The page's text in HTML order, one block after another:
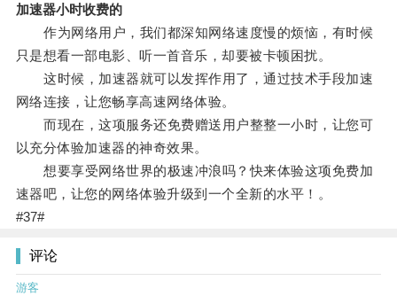
加速器小时收费的
作为网络用户，我们都深知网络速度慢的烦恼，有时候
只是想看一部电影、听一首音乐，却要被卡顿困扰。
这时候，加速器就可以发挥作用了，通过技术手段加速
网络连接，让您畅享高速网络体验。
而现在，这项服务还免费赠送用户整整一小时，让您可
以充分体验加速器的神奇效果。
想要享受网络世界的极速冲浪吗？快来体验这项免费加
速器吧，让您的网络体验升级到一个全新的水平！。
#37#
评论
游客